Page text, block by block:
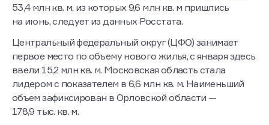
53,4 млн кв. м, из которых 9,6 млн кв. м пришлись
на июнь, следует из данных Росстата.
Центральный федеральный округ (ЦФО) занимает
первое место по объему нового жилья, с января здесь
ввели 15,2 млн кв. м. Московская область стала
лидером с показателем в 6,6 млн кв. м. Наименьший
объем зафиксирован в Орловской области —
178,9 тыс. кв. м.